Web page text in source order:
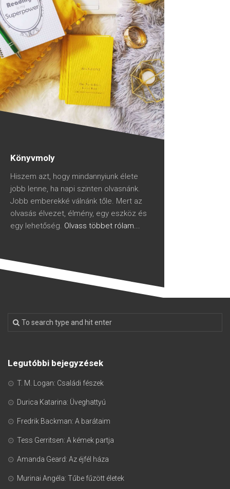
Könyvmoly
Hiszem azt, hogy mindannyiunk élete
jobb lenne, ha napi szinten olvasnánk.
Jobb emberekké válnánk tőle. Mert az
olvasás élvezet, élmény, egy eszköz és
egy lehetőség. Olvass többet rólam...
Legutóbbi bejegyzések
T. M. Logan: Családi fészek
Durica Katarina: Üveghattyú
Fredrik Backman: A barátaim
Tess Gerritsen: A kémek partja
Amanda Geard: Az éjfél háza
Murinai Angéla: Tűbe fűzött életek